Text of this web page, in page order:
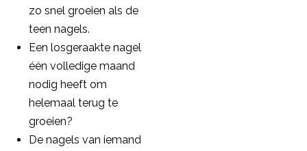
zo snel groeien als de
teen nagels.
Een losgeraakte nagel
één volledige maand
nodig heeft om
helemaal terug te
groeien?
De nagels van iemand